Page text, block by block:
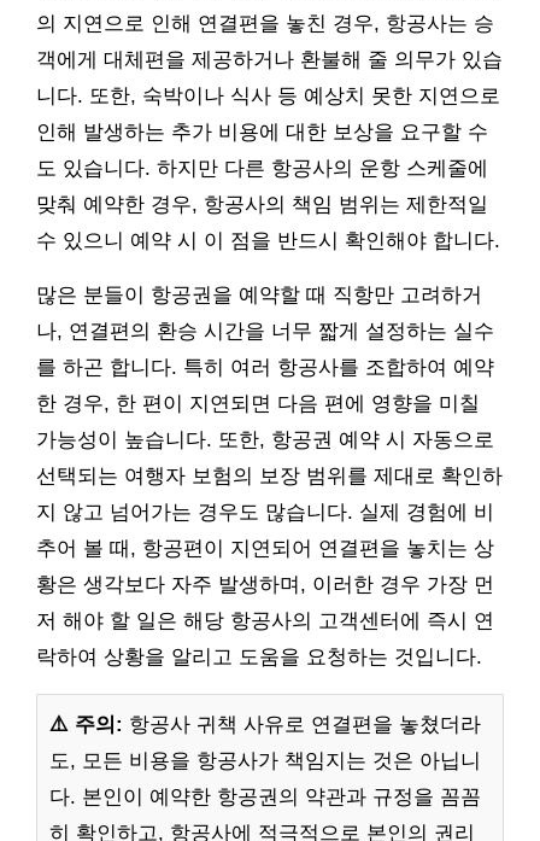
의 지연으로 인해 연결편을 놓친 경우, 항공사는 승
객에게 대체편을 제공하거나 환불해 줄 의무가 있습
니다. 또한, 숙박이나 식사 등 예상치 못한 지연으로
인해 발생하는 추가 비용에 대한 보상을 요구할 수
도 있습니다. 하지만 다른 항공사의 운항 스케줄에
맞춰 예약한 경우, 항공사의 책임 범위는 제한적일
수 있으니 예약 시 이 점을 반드시 확인해야 합니다.
많은 분들이 항공권을 예약할 때 직항만 고려하거
나, 연결편의 환승 시간을 너무 짧게 설정하는 실수
를 하곤 합니다. 특히 여러 항공사를 조합하여 예약
한 경우, 한 편이 지연되면 다음 편에 영향을 미칠
가능성이 높습니다. 또한, 항공권 예약 시 자동으로
선택되는 여행자 보험의 보장 범위를 제대로 확인하
지 않고 넘어가는 경우도 많습니다. 실제 경험에 비
추어 볼 때, 항공편이 지연되어 연결편을 놓치는 상
황은 생각보다 자주 발생하며, 이러한 경우 가장 먼
저 해야 할 일은 해당 항공사의 고객센터에 즉시 연
락하여 상황을 알리고 도움을 요청하는 것입니다.
⚠️ 주의: 항공사 귀책 사유로 연결편을 놓쳤더라
도, 모든 비용을 항공사가 책임지는 것은 아닙니
다. 본인이 예약한 항공권의 약관과 규정을 꼼꼼
히 확인하고, 항공사에 적극적으로 본인의 권리